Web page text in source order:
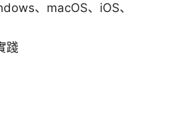
、macOS、iOS、
踐